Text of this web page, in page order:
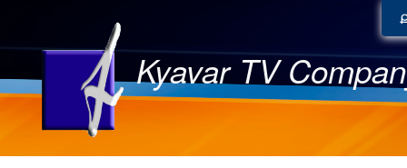
Kyavar TV